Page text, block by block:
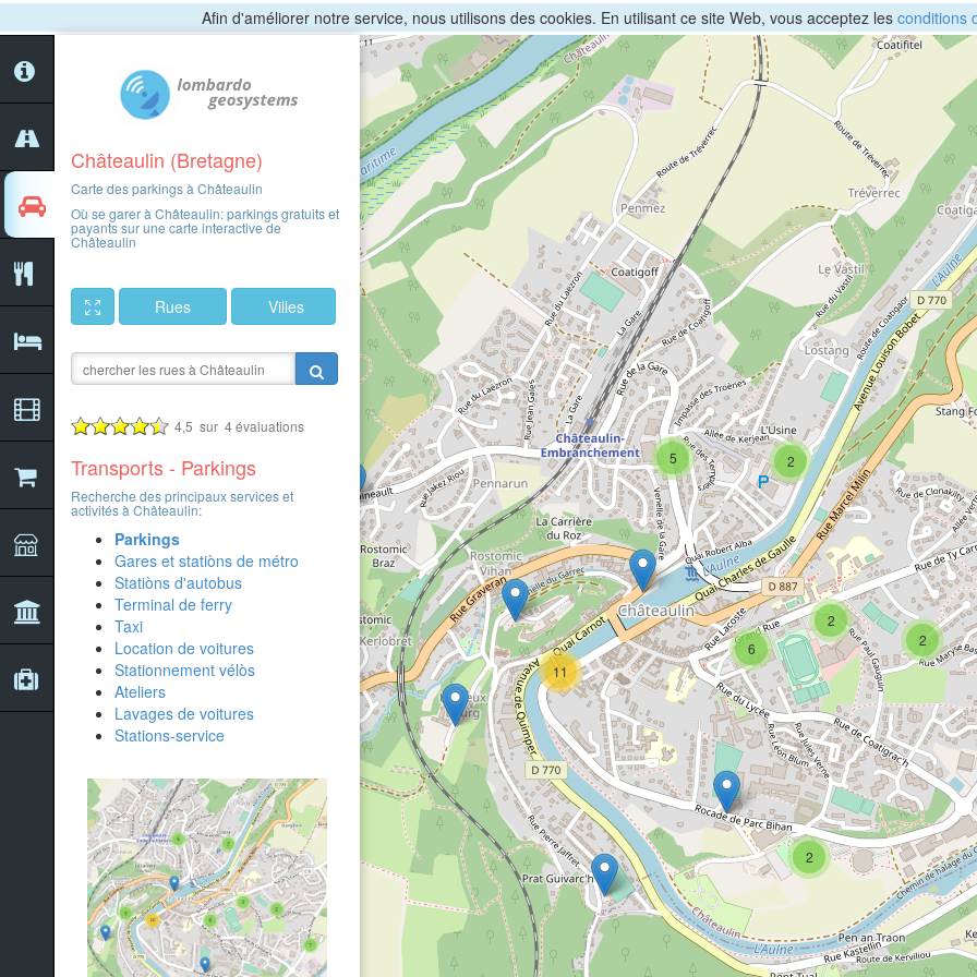
Afin d'améliorer notre service, nous utilisons des cookies. En utilisant ce site Web, vous acceptez les conditions
2
2
2
2
6
2
5
11
Châteaulin (Bretagne)
Carte des parkings à Châteaulin
Où se garer à Châteaulin: parkings gratuits et
payants sur une carte interactive de
Châteaulin
Rues Villes
4,5 sur 4 évaluations
Transports - Parkings
Recherche des principaux services et
activités à Châteaulin:
Parkings
Gares et statiòns de métro
Statiòns d'autobus
Terminal de ferry
Taxi
Location de voitures
Stationnement vélòs
Ateliers
Lavages de voitures
Stations-service